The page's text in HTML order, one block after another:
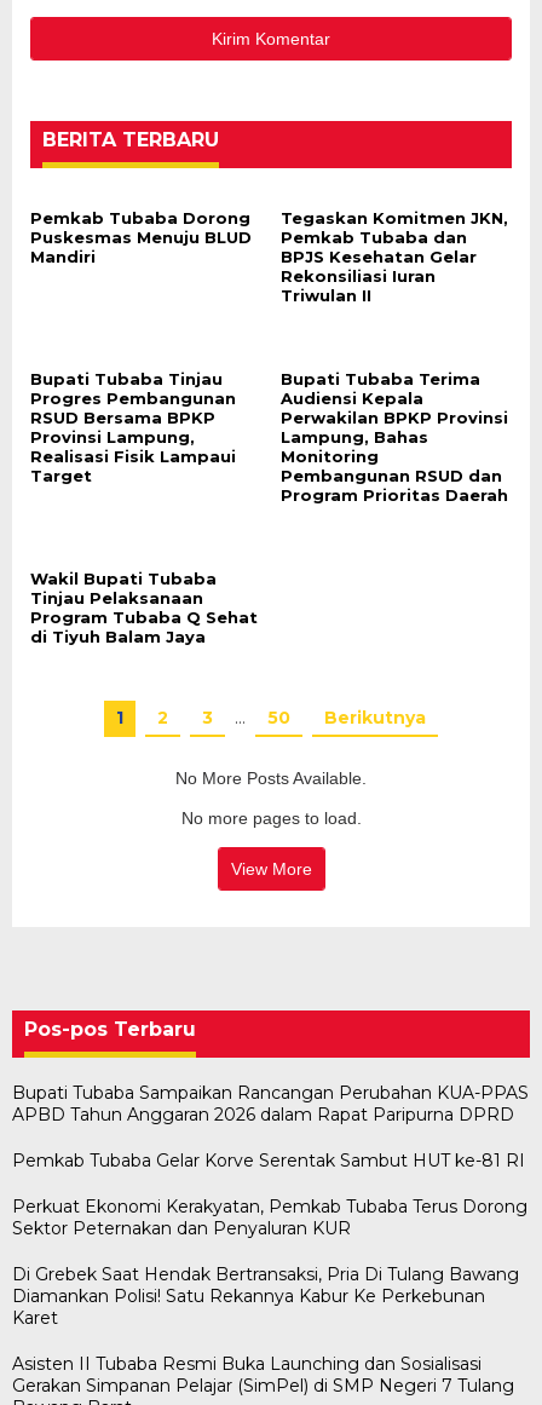
BERITA TERBARU
Pemkab Tubaba Dorong
Puskesmas Menuju BLUD
Mandiri
Tegaskan Komitmen JKN,
Pemkab Tubaba dan
BPJS Kesehatan Gelar
Rekonsiliasi Iuran
Triwulan II
Bupati Tubaba Tinjau
Progres Pembangunan
RSUD Bersama BPKP
Provinsi Lampung,
Realisasi Fisik Lampaui
Target
Bupati Tubaba Terima
Audiensi Kepala
Perwakilan BPKP Provinsi
Lampung, Bahas
Monitoring
Pembangunan RSUD dan
Program Prioritas Daerah
Wakil Bupati Tubaba
Tinjau Pelaksanaan
Program Tubaba Q Sehat
di Tiyuh Balam Jaya
1 2 3 … 50 Berikutnya
No More Posts Available.
No more pages to load.
View More
Pos-pos Terbaru
Bupati Tubaba Sampaikan Rancangan Perubahan KUA-PPAS
APBD Tahun Anggaran 2026 dalam Rapat Paripurna DPRD
Pemkab Tubaba Gelar Korve Serentak Sambut HUT ke-81 RI
Perkuat Ekonomi Kerakyatan, Pemkab Tubaba Terus Dorong
Sektor Peternakan dan Penyaluran KUR
Di Grebek Saat Hendak Bertransaksi, Pria Di Tulang Bawang
Diamankan Polisi! Satu Rekannya Kabur Ke Perkebunan
Karet
Asisten II Tubaba Resmi Buka Launching dan Sosialisasi
Gerakan Simpanan Pelajar (SimPel) di SMP Negeri 7 Tulang